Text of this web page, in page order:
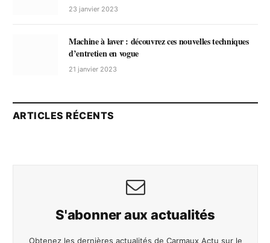
23 janvier 2023
Machine à laver : découvrez ces nouvelles techniques
d’entretien en vogue
21 janvier 2023
ARTICLES RÉCENTS
S'abonner aux actualités
Obtenez les dernières actualités de Carmaux Actu sur le